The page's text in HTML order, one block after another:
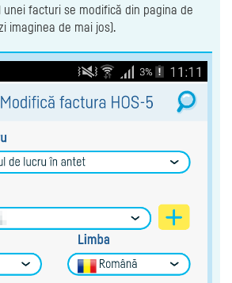
facturi se modifică din pagina de
imaginea de mai jos).